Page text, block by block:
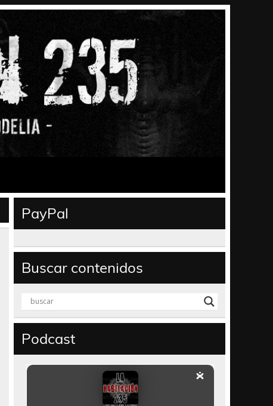
PayPal
Buscar contenidos
Podcast